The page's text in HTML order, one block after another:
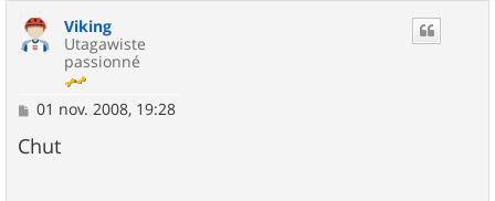
Viking
Utagawiste
passionné
M
s
s
01 nov. 2008, 19:28
Chut